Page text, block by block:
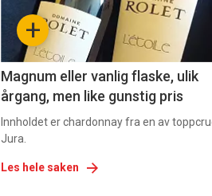
+
Magnum eller vanlig flaske, ulik
årgang, men like gunstig pris
Innholdet er chardonnay fra en av
Jura.
Les hele saken